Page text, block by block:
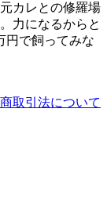
カレとの修羅場
力になるからと
円で飼ってみな
取引法について